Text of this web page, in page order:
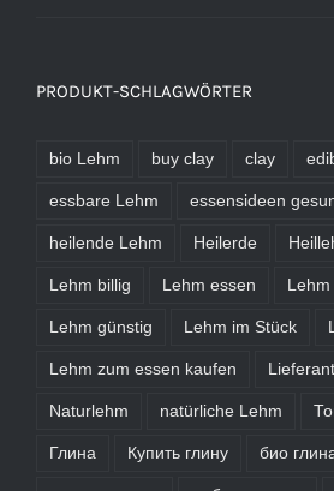
PRODUKT-SCHLAGWÖRTER
bio Lehm buy clay clay
essbare Lehm essensideen
heilende Lehm Heilerde
Lehm billig Lehm essen
Lehm günstig Lehm im Stück
Lehm zum essen kaufen
Naturlehm natürliche Lehm
Глина Купить глину био